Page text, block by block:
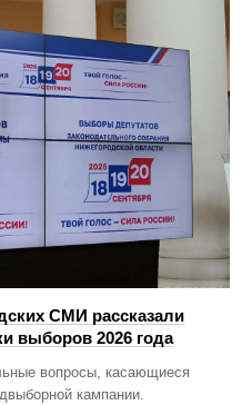
СМИ рассказали
выборов 2026 года
вопросы, касающиеся
кампании.